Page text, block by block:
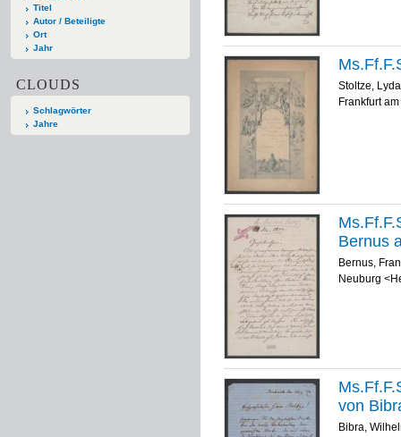
Titel
Autor / Beteiligte
Ort
Jahr
CLOUDS
Schlagwörter
Jahre
Stoltze, Lyda
Frankfurt
Bernus
Bernus,
Neuburg
von
Bibra,